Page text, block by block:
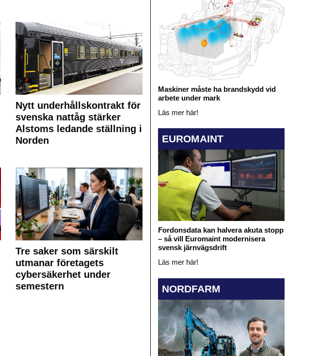
Nytt underhållskontrakt för
svenska nattåg stärker
Alstoms ledande ställning i
Norden
Tre saker som särskilt
utmanar företagets
cybersäkerhet under
semestern
Maskiner måste ha brandskydd vid
arbete under mark
Läs mer här!
EUROMAINT
Fordonsdata kan halvera akuta stopp
– så vill Euromaint modernisera
svensk järnvägsdrift
Läs mer här!
NORDFARM